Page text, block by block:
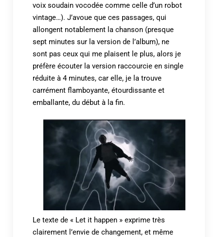
voix soudain vocodée comme celle d’un robot
vintage…). J’avoue que ces passages, qui
allongent notablement la chanson (presque
sept minutes sur la version de l’album), ne
sont pas ceux qui me plaisent le plus, alors je
préfère écouter la version raccourcie en single
réduite à 4 minutes, car elle, je la trouve
carrément flamboyante, étourdissante et
emballante, du début à la fin.
Le texte de « Let it happen » exprime très
clairement l’envie de changement, et même